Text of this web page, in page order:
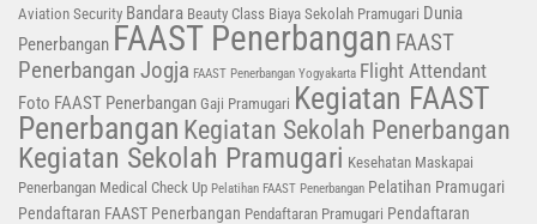
Aviation Security Bandara Beauty Class Biaya Sekolah Pramugari Dunia
Penerbangan FAAST Penerbangan FAAST
Penerbangan Jogja FAAST Penerbangan Yogyakarta Flight Attendant
Foto FAAST Penerbangan Gaji Pramugari Kegiatan FAAST
Penerbangan Kegiatan Sekolah Penerbangan
Kegiatan Sekolah Pramugari Kesehatan Maskapai
Penerbangan Medical Check Up Pelatihan FAAST Penerbangan Pelatihan Pramugari
Pendaftaran FAAST Penerbangan Pendaftaran Pramugari Pendaftaran